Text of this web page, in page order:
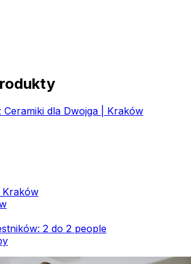
Ceramiki dla Dwojga | Kraków
Kraków
2 do 2 people